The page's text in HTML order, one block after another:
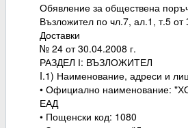
Обявление за обществена
Възложител по чл.7, ал.1, т.5
Доставки
№ 24 от 30.04.2008 г.
РАЗДЕЛ І: ВЪЗЛОЖИТЕЛ
I.1) Наименование, адреси и
• Официално наименование:
ЕАД
• Пощенски код: 1080